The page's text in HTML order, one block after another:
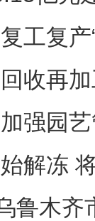
工复
收再加
强园
解冻
鲁木齐